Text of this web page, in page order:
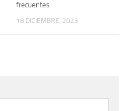
frecuentes
18 DICIEMBRE, 2023